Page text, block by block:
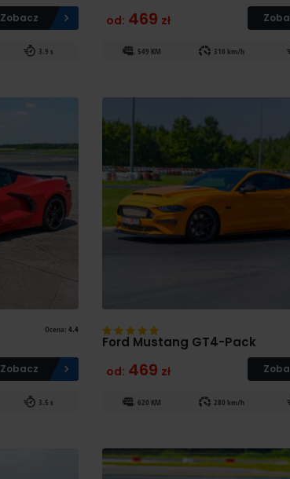
Zobacz
3.9 s
od: 469 zł
549 KM 310 km/h
Ocena: 4.4
Zobacz
3.5 s
Ford Mustang GT4-Pack
od: 469 zł
620 KM 280 km/h